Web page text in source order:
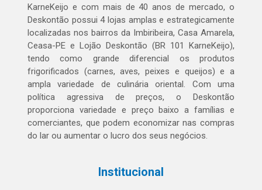
KarneKeijo e com mais de 40 anos de mercado, o
Deskontão possui 4 lojas amplas e estrategicamente
localizadas nos bairros da Imbiribeira, Casa Amarela,
Ceasa-PE e Lojão Deskontão (BR 101 KarneKeijo),
tendo como grande diferencial os produtos
frigorificados (carnes, aves, peixes e queijos) e a
ampla variedade de culinária oriental. Com uma
política agressiva de preços, o Deskontão
proporciona variedade e preço baixo a famílias e
comerciantes, que podem economizar nas compras
do lar ou aumentar o lucro dos seus negócios.
Institucional